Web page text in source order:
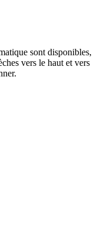
sont disponibles,
vers le haut et vers